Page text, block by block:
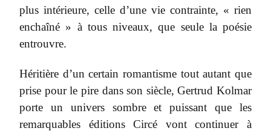
plus intérieure, celle d’une vie contrainte, « rien
enchaîné » à tous niveaux, que seule la poésie
entrouvre.
Héritière d’un certain romantisme tout autant que
prise pour le pire dans son siècle, Gertrud Kolmar
porte un univers sombre et puissant que les
remarquables éditions Circé vont continuer à